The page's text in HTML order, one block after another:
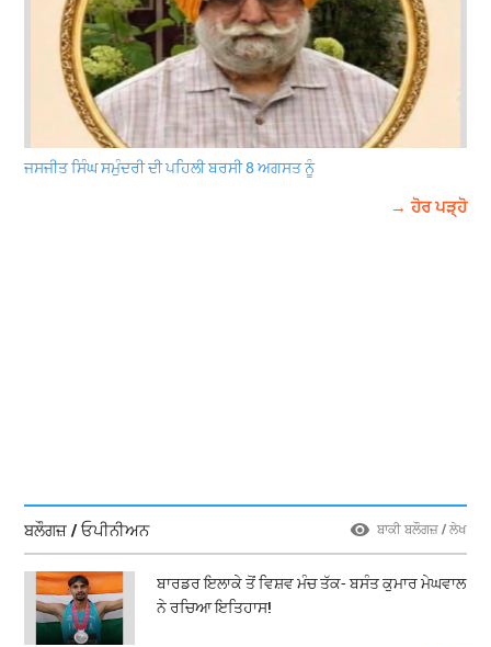
ਜਸਜੀਤ ਸਿੰਘ ਸਮੁੰਦਰੀ ਦੀ ਪਹਿਲੀ ਬਰਸੀ 8 ਅਗਸਤ ਨੂੰ
→ ਹੋਰ ਪੜ੍ਹੋ
ਬਲੌਗਜ਼ / ਓਪੀਨੀਅਨ ਬਾਕੀ ਬਲੌਗਜ਼ / ਲੇਖ
ਬਾਰਡਰ ਇਲਾਕੇ ਤੋਂ ਵਿਸ਼ਵ ਮੰਚ ਤੱਕ- ਬਸੰਤ ਕੁਮਾਰ ਮੇਘਵਾਲ
ਨੇ ਰਚਿਆ ਇਤਿਹਾਸ!